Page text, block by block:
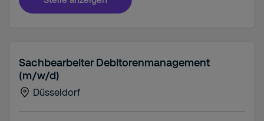
Sachbearbeiter Debitorenmanagement
(m/w/d)
Düsseldorf